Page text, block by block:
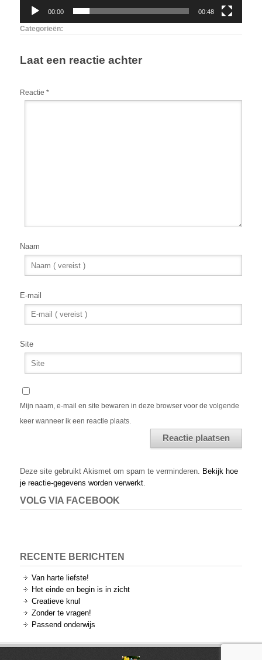
00:00 00:48
Categorieën:
Laat een reactie achter
Reactie *
Naam
E-mail
Site
Mijn naam, e-mail en site bewaren in deze browser voor de volgende
keer wanneer ik een reactie plaats.
Deze site gebruikt Akismet om spam te verminderen. Bekijk hoe
je reactie-gegevens worden verwerkt
VOLG VIA FACEBOOK
RECENTE BERICHTEN
Van harte liefste!
Het einde en begin is in zicht
Creatieve knul
Zonder te vragen!
Passend onderwijs